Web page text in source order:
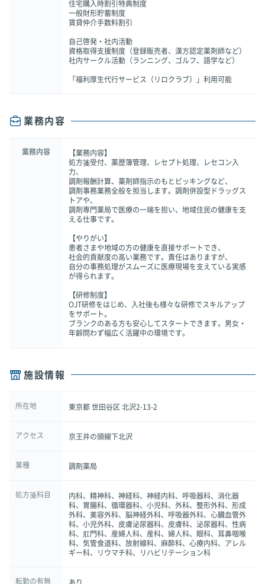
住宅購入時割引特典制度
一般財形貯蓄制度
賃貸仲介手数料割引
自己啓発・社内活動
資格取得支援制度（登録販売者、漢方認定薬剤師など）
社内サークル活動（ランニング、ゴルフ、語学など）
「福利厚生代行サービス（リロクラブ）」利用可能
業務内容
業務内容
【業務内容】
処方箋受付、薬歴簿管理、レセプト処理、レセコン入
力、
調剤報酬計算、薬剤師指示のもとピッキングなど、
調剤事務業務全般を担当します。調剤併設型ドラッグス
トアや、
調剤専門薬局で医療の一端を担い、地域住民の健康を支
える仕事です。
【やりがい】
患者さまや地域の方の健康を直接サポートでき、
社会的貢献度の高い業務です。責任はありますが、
自分の事務処理がスムーズに医療現場を支えている実感
が得られます。
【研修制度】
OJT研修をはじめ、入社後も様々な研修でスキルアップ
をサポート。
ブランクのある方も安心してスタートできます。男女・
年齢問わず幅広く活躍中の環境です。
施設情報
所在地 東京都 世田谷区 北沢2-13-2
アクセス 京王井の頭線下北沢
業種 調剤薬局
処方箋科目
内科、精神科、神経科、神経内科、呼吸器科、消化器
科、胃腸科、循環器科、小児科、外科、整形外科、形成
外科、美容外科、脳神経外科、呼吸器外科、心臓血管外
科、小児外科、皮膚泌尿器科、皮膚科、泌尿器科、性病
科、肛門科、産婦人科、産科、婦人科、眼科、耳鼻咽喉
科、気管食道科、放射線科、麻酔科、心療内科、アレル
ギー科、リウマチ科、リハビリテーション科
転勤の有無 あり